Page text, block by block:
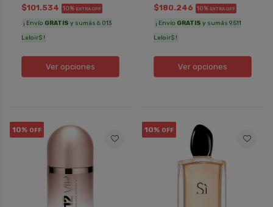
$101.534 10% EXTRA OFF
¡ Envío GRATIS y sumás 6.013
Leloir$ !
Ver opciones
$180.246 10% EXTRA OFF
¡ Envío GRATIS y sumás 9.511
Leloir$ !
Ver opciones
10% OFF 10% OFF